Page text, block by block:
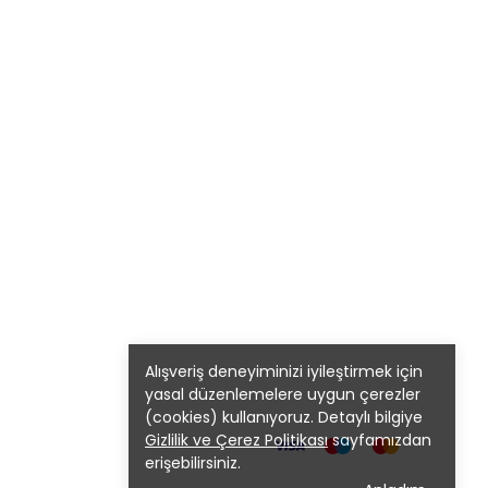
Alışveriş deneyiminizi iyileştirmek için
yasal düzenlemelere uygun çerezler
(cookies) kullanıyoruz. Detaylı bilgiye
Gizlilik ve Çerez Politikasısayfamızdan
erişebilirsiniz.